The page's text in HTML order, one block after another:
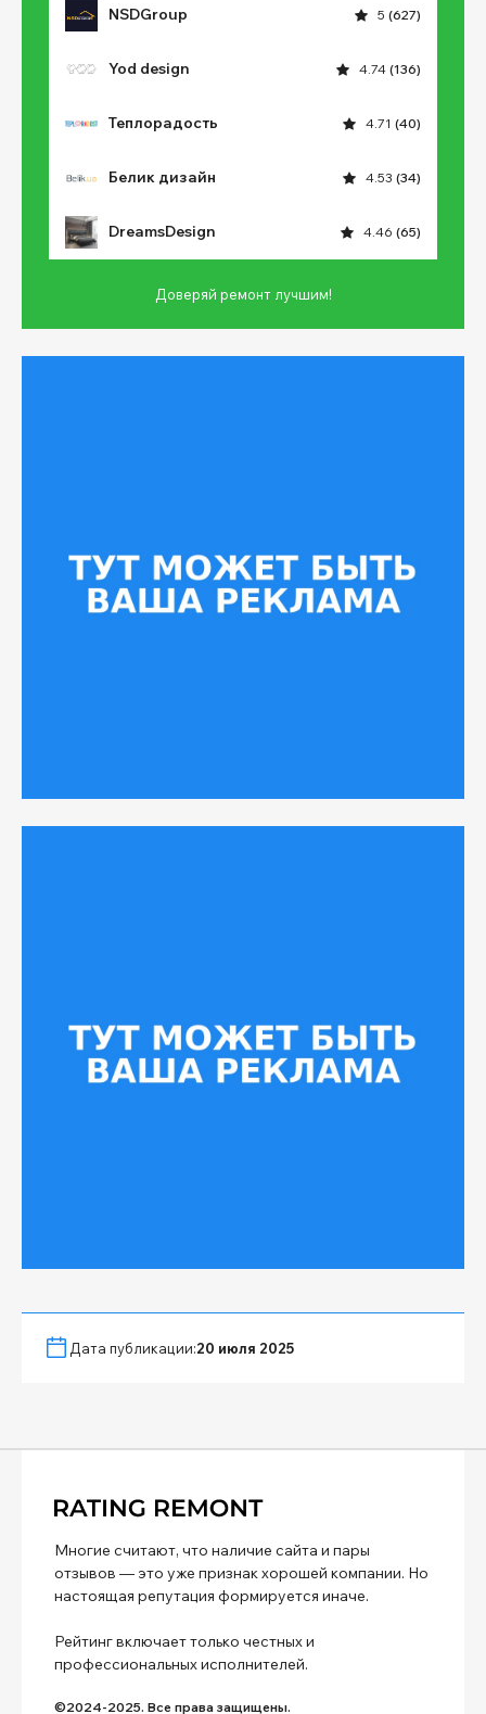
NSDGroup 5 (627)
Yod design 4.74 (136)
Теплорадость 4.71 (40)
Белик дизайн 4.53 (34)
DreamsDesign 4.46 (65)
Доверяй ремонт лучшим!
Дата публикации:20 июля 2025
Многие считают, что наличие сайта и пары
отзывов — это уже признак хорошей компании. Но
настоящая репутация формируется иначе.
Рейтинг включает только честных и
профессиональных исполнителей.
©2024-2025. Все права защищены.